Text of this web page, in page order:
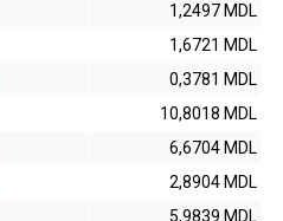
1,2497 MDL
1,6721 MDL
0,3781 MDL
10,8018 MDL
6,6704 MDL
2,8904 MDL
5,9839 MDL